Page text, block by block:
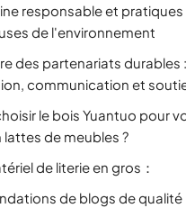
responsable et pratiques
de l'environnement
des partenariats durables :
communication et
le bois Yuantuo pour
lattes de meubles ?
de literie en gros：
de blogs de qualité